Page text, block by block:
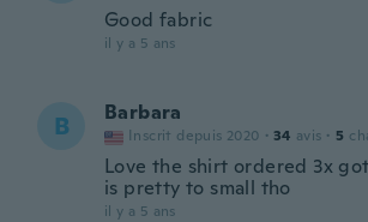
Good fabric
il y a 5 ans
B Barbara
Inscrit depuis 2020 · 34 avis · 5
Love the shirt ordered 3x
is pretty to small tho
il y a 5 ans